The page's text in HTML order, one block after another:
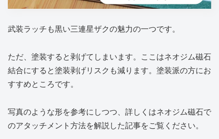
武装ラッチも黒い三連星ザクの魅力の一つです。
ただ、塗装すると剥げてしまいます。ここはネオジム磁石
結合にすると塗装剥げリスクも減ります。塗装派の方にお
すすめところです。
写真のような形を参考にしつつ、詳しくはネオジム磁石で
のアタッチメント方法を解説した記事をご覧ください。